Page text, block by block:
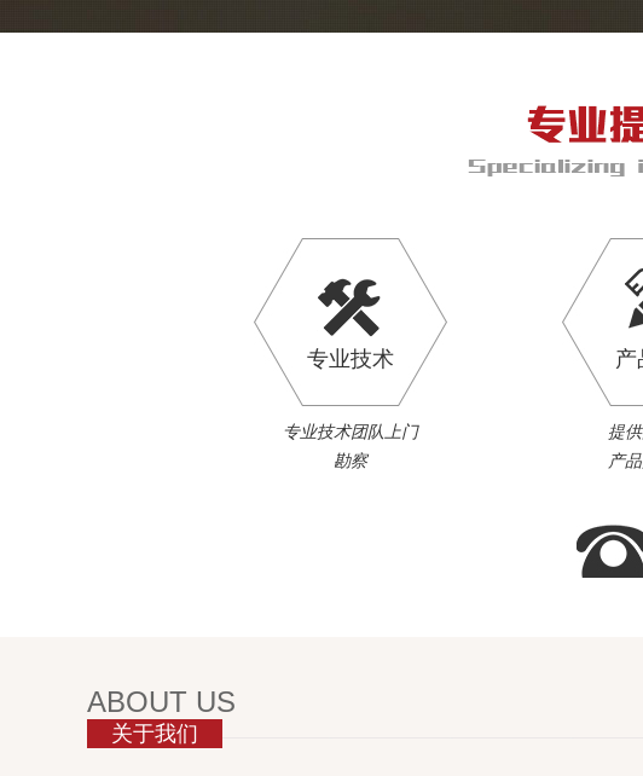
专业技术
专业技术团队上门
勘察
产
提
产
ABOUT US
关于我们